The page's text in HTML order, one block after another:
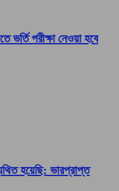
ভর্তি পরীক্ষা নেওয়া হবে
হয়েছি: ভারপ্রাপ্ত